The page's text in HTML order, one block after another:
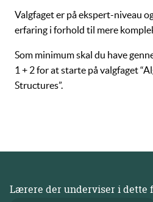
Valgfaget er på ekspert-niveau
erfaring i forhold til mere
Som minimum skal du have
1 + 2for at starte på valgfaget
Structures”.
Lærere der underviser i dette